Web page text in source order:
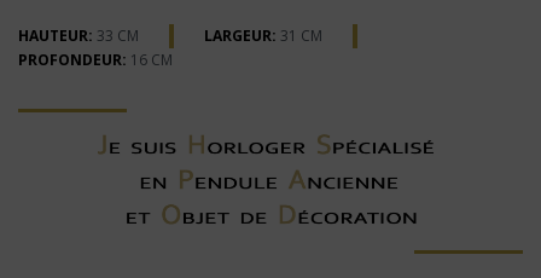
HAUTEUR: 33 CM LARGEUR: 31 CM
PROFONDEUR: 16 CM